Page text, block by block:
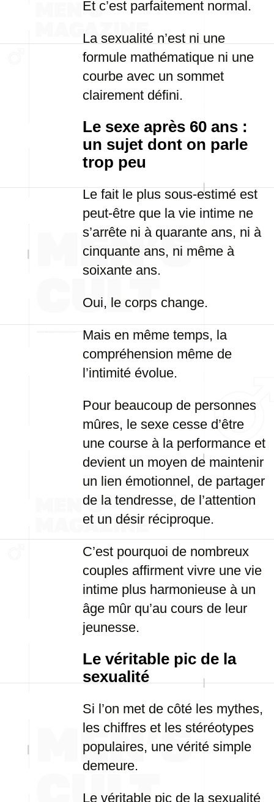
Et c’est parfaitement normal.
La sexualité n’est ni une
formule mathématique ni une
courbe avec un sommet
clairement défini.
Le sexe après 60 ans :
un sujet dont on parle
trop peu
Le fait le plus sous-estimé est
peut-être que la vie intime ne
s’arrête ni à quarante ans, ni à
cinquante ans, ni même à
soixante ans.
Oui, le corps change.
Mais en même temps, la
compréhension même de
l’intimité évolue.
Pour beaucoup de personnes
mûres, le sexe cesse d’être
une course à la performance et
devient un moyen de maintenir
un lien émotionnel, de partager
de la tendresse, de l’attention
et un désir réciproque.
C’est pourquoi de nombreux
couples affirment vivre une vie
intime plus harmonieuse à un
âge mûr qu’au cours de leur
jeunesse.
Le véritable pic de la
sexualité
Si l’on met de côté les mythes,
les chiffres et les stéréotypes
populaires, une vérité simple
demeure.
Le véritable pic de la sexualité